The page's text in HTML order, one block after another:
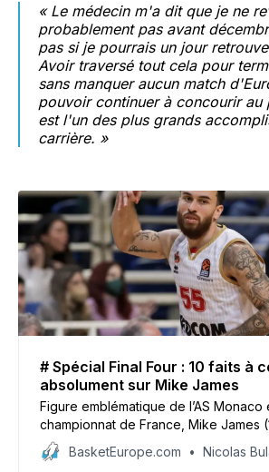
« Le médecin m'a dit que je ne
probablement pas avant
pas si je pourrais un jour
Avoir traversé tout cela pour
sans manquer aucun match
pouvoir continuer à concourir au
est l'un des plus grands
carrière. »
# Spécial Final Four : 10 faits à
absolument sur Mike James
Figure emblématique de l’AS Monaco
championnat de France, Mike James
a eu une carrière pleine de
Final Four d’Euroleague à Abu Dhabi
BasketEurope.com Nicolas